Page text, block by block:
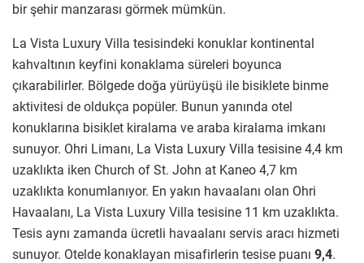
bir şehir manzarası görmek mümkün.
La Vista Luxury Villa tesisindeki konuklar kontinental
kahvaltının keyfini konaklama süreleri boyunca
çıkarabilirler. Bölgede doğa yürüyüşü ile bisiklete binme
aktivitesi de oldukça popüler. Bunun yanında otel
konuklarına bisiklet kiralama ve araba kiralama imkanı
sunuyor. Ohri Limanı, La Vista Luxury Villa tesisine 4,4 km
uzaklıkta iken Church of St. John at Kaneo 4,7 km
uzaklıkta konumlanıyor. En yakın havaalanı olan Ohri
Havaalanı, La Vista Luxury Villa tesisine 11 km uzaklıkta.
Tesis aynı zamanda ücretli havaalanı servis aracı hizmeti
sunuyor. Otelde konaklayan misafirlerin tesise puanı 9,4.